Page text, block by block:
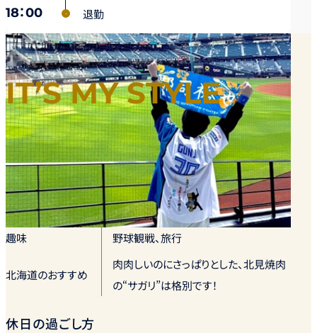
18：00 退勤
IT’S MY STYLE
趣味 野球観戦、旅行
北海道のおすすめ
肉肉しいのにさっぱりとした、北見焼肉
の“サガリ”は格別です！
休日の過ごし方